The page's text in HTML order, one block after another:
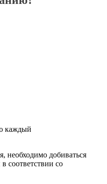
каждый
необходимо добиваться
соответствии со